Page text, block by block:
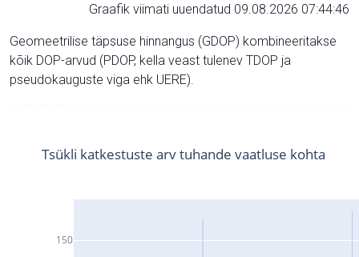
Graafik viimati uuendatud 09.08.2026 07:44:46
Geomeetrilise täpsuse hinnangus (GDOP) kombineeritakse
kõik DOP-arvud (PDOP, kella veast tulenev TDOP ja
pseudokauguste viga ehk UERE).
150
Tsükli katkestuste arv tuhande vaatluse kohta